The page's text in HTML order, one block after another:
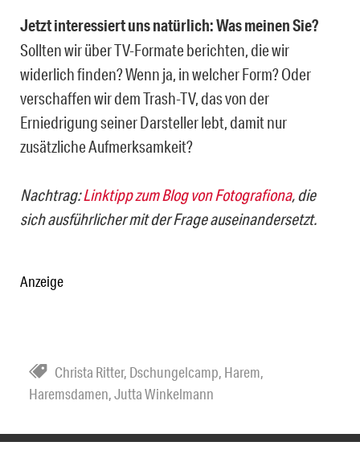
Jetzt interessiert uns natürlich: Was meinen Sie?
Sollten wir über TV-Formate berichten, die wir
widerlich finden? Wenn ja, in welcher Form? Oder
verschaffen wir dem Trash-TV, das von der
Erniedrigung seiner Darsteller lebt, damit nur
zusätzliche Aufmerksamkeit?
Nachtrag:Linktipp zum Blog von Fotografiona, die
sich ausführlicher mit der Frage auseinandersetzt.
Anzeige
Christa Ritter, Dschungelcamp, Harem,
Haremsdamen,Jutta Winkelmann